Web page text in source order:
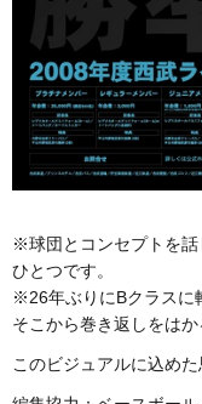
※球団とコンセプトを
ひとつです。
※26年ぶりにBクラスに
そこから巻き返しをはか
このビジュアルに込め